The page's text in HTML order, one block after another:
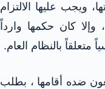
ويجب عليها الالتزام
كان حكمها وارداً
متعلقاً بالنظام العام.
ضده أقامها ، بطلب